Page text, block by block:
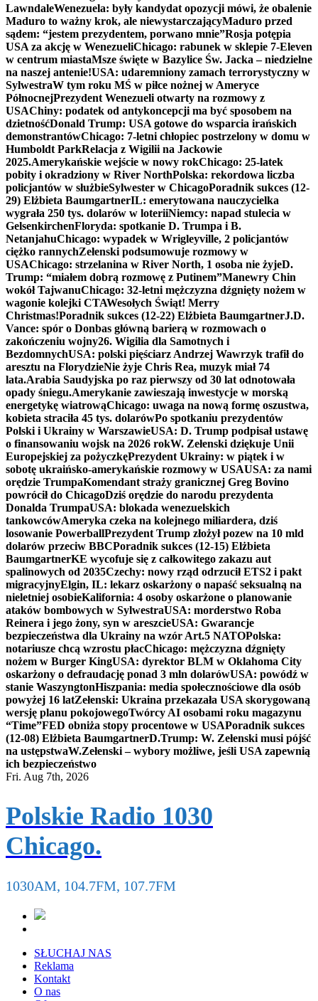
LawndaleWenezuela: były kandydat opozycji mówi, że obalenie
Maduro to ważny krok, ale niewystarczającyMaduro przed
sądem: “jestem prezydentem, porwano mnie”Rosja potępia
USA za akcję w WenezueliChicago: rabunek w sklepie 7-Eleven
w centrum miastaMsze święte w Bazylice Św. Jacka – niedzielne
na naszej antenie!USA: udaremniony zamach terrorystyczny w
SylwestraW tym roku MŚ w piłce nożnej w Ameryce
PółnocnejPrezydent Wenezueli otwarty na rozmowy z
USAChiny: podatek od antykoncepcji ma być sposobem na
dzietnośćDonald Trump: USA gotowe do wsparcia irańskich
demonstrantówChicago: 7-letni chłopiec postrzelony w domu w
Humboldt ParkRelacja z Wigilii na Jackowie
2025.Amerykańskie wejście w nowy rokChicago: 25-latek
pobity i okradziony w River NorthPolska: rekordowa liczba
policjantów w służbieSylwester w ChicagoPoradnik sukces (12-
29) Elżbieta BaumgartnerIL: emerytowana nauczycielka
wygrała 250 tys. dolarów w loteriiNiemcy: napad stulecia w
GelsenkirchenFloryda: spotkanie D. Trumpa i B.
NetanjahuChicago: wypadek w Wrigleyville, 2 policjantów
ciężko rannychZełenski podsumowuje rozmowy w
USAChicago: strzelanina w River North, 1 osoba nie żyjeD.
Trump: “miałem dobrą rozmowę z Putinem”Manewry Chin
wokół TajwanuChicago: 32-letni mężczyzna dźgnięty nożem w
wagonie kolejki CTAWesołych Świąt! Merry
Christmas!Poradnik sukces (12-22) Elżbieta BaumgartnerJ.D.
Vance: spór o Donbas główną barierą w rozmowach o
zakończeniu wojny26. Wigilia dla Samotnych i
BezdomnychUSA: polski pięściarz Andrzej Wawrzyk trafił do
aresztu na FlorydzieNie żyje Chris Rea, muzyk miał 74
lata.Arabia Saudyjska po raz pierwszy od 30 lat odnotowała
opady śniegu.Amerykanie zawieszają inwestycje w morską
energetykę wiatrowąChicago: uwaga na nową formę oszustwa,
kobieta straciła 45 tys. dolarówPo spotkaniu prezydentów
Polski i Ukrainy w WarszawieUSA: D. Trump podpisał ustawę
o finansowaniu wojsk na 2026 rokW. Zełenski dziękuje Unii
Europejskiej za pożyczkęPrezydent Ukrainy: w piątek i w
sobotę ukraińsko-amerykańskie rozmowy w USAUSA: za nami
orędzie TrumpaKomendant straży granicznej Greg Bovino
powrócił do ChicagoDziś orędzie do narodu prezydenta
Donalda TrumpaUSA: blokada wenezuelskich
tankowcówAmeryka czeka na kolejnego miliardera, dziś
losowanie PowerballPrezydent Trump złożył pozew na 10 mld
dolarów przeciw BBCPoradnik sukces (12-15) Elżbieta
BaumgartnerKE wycofuje się z całkowitego zakazu aut
spalinowych od 2035Czechy: nowy rząd odrzucił ETS2 i pakt
migracyjnyElgin, IL: lekarz oskarżony o napaść seksualną na
nieletniej osobieKalifornia: 4 osoby oskarżone o planowanie
ataków bombowych w SylwestraUSA: morderstwo Roba
Reinera i jego żony, syn w areszcieUSA: Gwarancje
bezpieczeństwa dla Ukrainy na wzór Art.5 NATOPolska:
notariusze chcą wzrostu płacChicago: mężczyzna dźgnięty
nożem w Burger KingUSA: dyrektor BLM w Oklahoma City
oskarżony o defraudację ponad 3 mln dolarówUSA: powódź w
stanie WaszyngtonHiszpania: media społecznościowe dla osób
powyżej 16 latZełenski: Ukraina przekazała USA skorygowaną
wersję planu pokojowegoTwórcy AI osobami roku magazynu
“Time”FED obniża stopy procentowe w USAPoradnik sukces
(12-08) Elżbieta BaumgartnerD.Trump: W. Zełenski musi pójść
na ustępstwaW.Zełenski – wybory możliwe, jeśli USA zapewnią
ich bezpieczeństwo
Fri. Aug 7th, 2026
Polskie Radio 1030
Chicago.
1030AM, 104.7FM, 107.7FM
SŁUCHAJ NAS
Reklama
Kontakt
O nas